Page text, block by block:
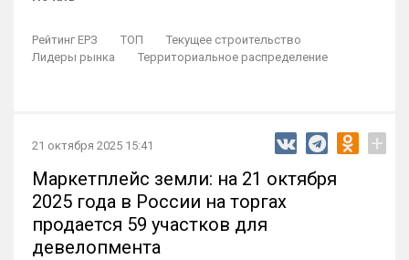
Рейтинг ЕРЗ ТОП
Текущее строительство
Лидеры рынка
Территориальное распределение
21 октября 2025 15:41 +
Маркетплейс земли: на 21 октября
2025 года в России на торгах
продается 59 участков для
девелопмента